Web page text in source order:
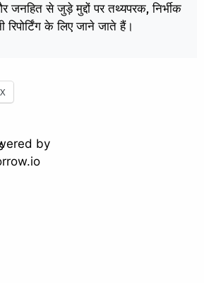
जनहित से जुड़े मुद्दों पर तथ्यपरक, निर्भीक
रिपोर्टिंग के लिए जाने जाते हैं।
X